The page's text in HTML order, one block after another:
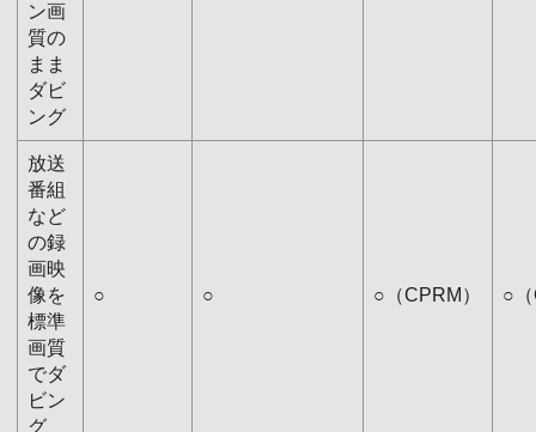
ン画
質の
まま
ダビ
ング
放送
番組
など
の録
画映
像を
標準
画質
でダ
ビン
グ
○ ○ ○（CPRM） ○